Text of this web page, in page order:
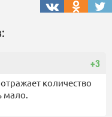
+3
количество
мало.